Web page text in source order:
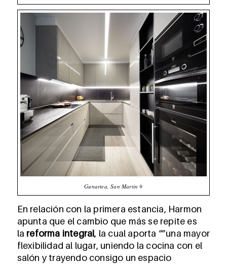
Gunartea, San Martin 9
En relación con la primera estancia, Harmon
apunta que el cambio que más se repite es
la reforma integral, la cual aporta “”una mayor
flexibilidad al lugar, uniendo la cocina con el
salón y trayendo consigo un espacio